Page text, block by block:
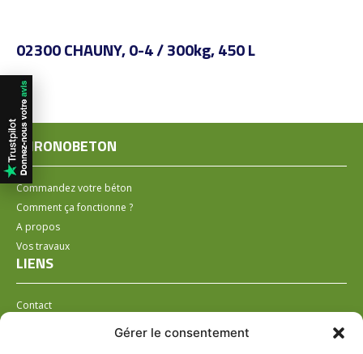
Gérer le consentement
02300 CHAUNY, 0-4 / 300kg, 450 L
CHRONOBETON
Commandez votre béton
Comment ça fonctionne ?
A propos
Vos travaux
LIENS
Contact